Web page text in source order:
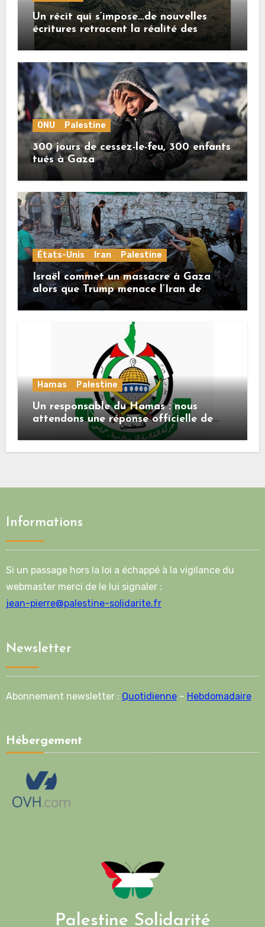
Un récit qui s’impose…de nouvelles
écritures retracent la réalité des
crimes sionistes à Gaza
ONU Palestine
300 jours de cessez-le-feu, 300 enfants
tués à Gaza
États-Unis Iran Palestine
Israël commet un massacre à Gaza
alors que Trump menace l’Iran de
«décapitation»
Hamas Palestine
Un responsable du Hamas : nous
attendons une réponse officielle de
Mladenov concernant la feuille de
route de la deuxième phase de l’accord
Informations
Si un passage hors la loi a échappé à la vigilance du
webmaster merci de le lui signaler :
jean-pierre@palestine-solidarite.fr
Newsletter
Abonnement newsletter : Quotidienne– Hebdomadaire
Hébergement
Palestine Solidarité